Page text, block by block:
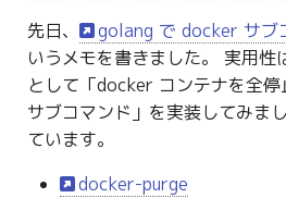
先日、 golang で docker サブ
いうメモを書きました。 実用性
として「docker コンテナを全
サブコマンド」を実装してみま
ています。
docker-purge